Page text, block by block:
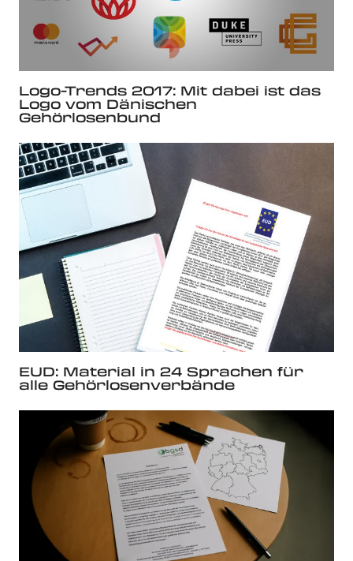
Logo-Trends 2017: Mit dabei ist das
Logo vom Dänischen
Gehörlosenbund
EUD: Material in 24 Sprachen für
alle Gehörlosenverbände